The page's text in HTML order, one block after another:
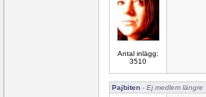
Antal inlägg:
3510
Pajbiten - Ej medlem längre